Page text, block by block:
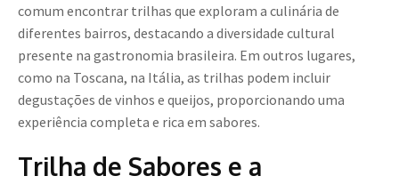
comum encontrar trilhas que exploram a culinária de
diferentes bairros, destacando a diversidade cultural
presente na gastronomia brasileira. Em outros lugares,
como na Toscana, na Itália, as trilhas podem incluir
degustações de vinhos e queijos, proporcionando uma
experiência completa e rica em sabores.
Trilha de Sabores e a